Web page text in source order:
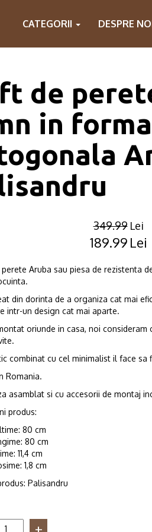
CATEGORII DESPRE
de
in forma
349.99 Lei
Original
was:
189.99 Lei
Current
is:
Aruba sau piesa de rezistenta
din dorinta de a organiza cat mai
intr-un design cat mai aparte.
oriunde in casa, noi consideram
combinat cu cel minimalist il face sa
Romania.
asamblat si cu accesorii de montaj
produs:
80 cm
80 cm
11,4 cm
1,8 cm
Palisandru